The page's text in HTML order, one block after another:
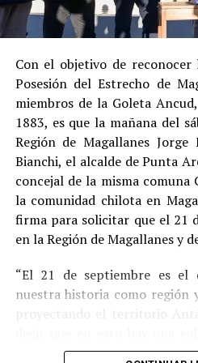
Estas circunstancias
procedimiento abreviado,
cumplimiento efectivo en
Indemnización a la
por ocultamiento de bienes
En el ámbito civil, elJuzgado
enseptiembre de 2023una
Pedro Montecinos apagar
$120 millonespor concepto
$80 millonesa favor de
$40 millonesa favor de
Sin embargo, la Fiscalía
Con el objetivo de
Posesión del Estrecho de
miembros de la Goleta
1883, es que la mañana del
Región de Magallanes
Bianchi, el alcalde de Punta
concejal de la misma
la comunidad chilota en
firma para solicitar que el 21
en la Región de Magallanes y
“El 21 de septiembre es el
nuestra historia como
proyectando el territorio
este día por los primeros